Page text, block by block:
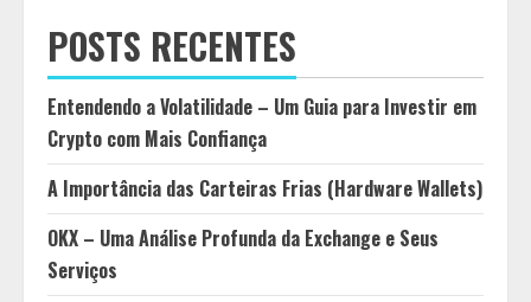
POSTS RECENTES
Entendendo a Volatilidade – Um Guia para Investir em
Crypto com Mais Confiança
A Importância das Carteiras Frias (Hardware Wallets)
OKX – Uma Análise Profunda da Exchange e Seus
Serviços